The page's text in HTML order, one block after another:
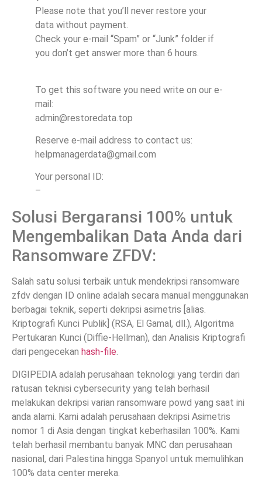
Please note that you’ll never restore your
data without payment.
Check your e-mail “Spam” or “Junk” folder if
you don’t get answer more than 6 hours.
To get this software you need write on our e-
mail:
admin@restoredata.top
Reserve e-mail address to contact us:
helpmanagerdata@gmail.com
Your personal ID:
–
Solusi Bergaransi 100% untuk
Mengembalikan Data Anda dari
Ransomware ZFDV:
Salah satu solusi terbaik untuk mendekripsi ransomware
zfdv dengan ID online adalah secara manual menggunakan
berbagai teknik, seperti dekripsi asimetris [alias.
Kriptografi Kunci Publik] (RSA, El Gamal, dll.), Algoritma
Pertukaran Kunci (Diffie-Hellman), dan Analisis Kriptografi
dari pengecekan hash-file.
DIGIPEDIA adalah perusahaan teknologi yang terdiri dari
ratusan teknisi cybersecurity yang telah berhasil
melakukan dekripsi varian ransomware powd yang saat ini
anda alami. Kami adalah perusahaan dekripsi Asimetris
nomor 1 di Asia dengan tingkat keberhasilan 100%. Kami
telah berhasil membantu banyak MNC dan perusahaan
nasional, dari Palestina hingga Spanyol untuk memulihkan
100% data center mereka.